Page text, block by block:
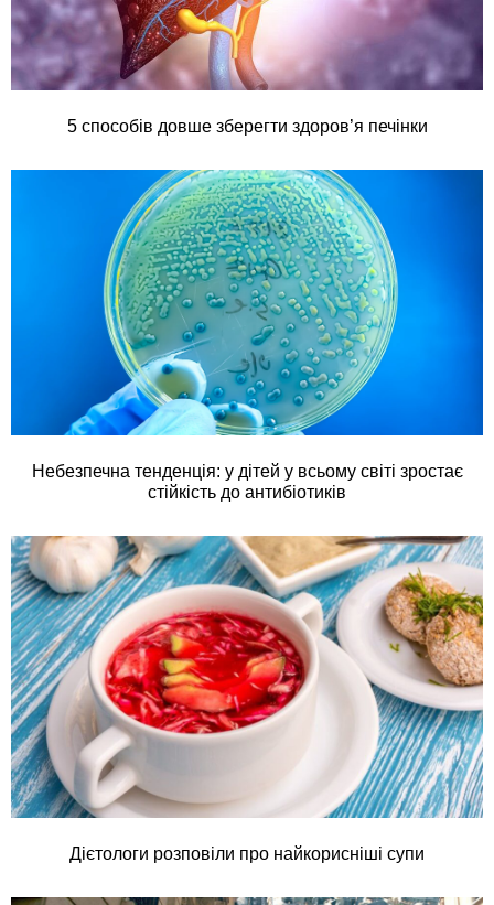
5 способів довше зберегти здоров’я печінки
Небезпечна тенденція: у дітей у всьому світі зростає
стійкість до антибіотиків
Дієтологи розповіли про найкорисніші супи